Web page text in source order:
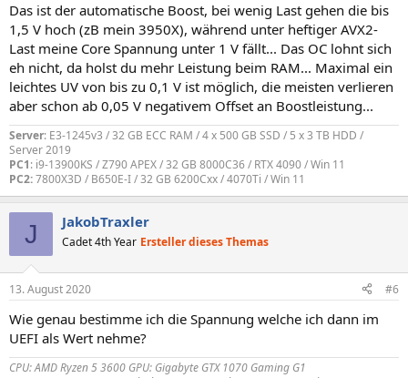
Das ist der automatische Boost, bei wenig Last gehen die bis
1,5 V hoch (zB mein 3950X), während unter heftiger AVX2-
Last meine Core Spannung unter 1 V fällt... Das OC lohnt sich
eh nicht, da holst du mehr Leistung beim RAM... Maximal ein
leichtes UV von bis zu 0,1 V ist möglich, die meisten verlieren
aber schon ab 0,05 V negativem Offset an Boostleistung...
Server: E3-1245v3 / 32 GB ECC RAM / 4 x 500 GB SSD / 5 x 3 TB HDD /
Server 2019
PC1: i9-13900KS / Z790 APEX / 32 GB 8000C36 / RTX 4090 / Win 11
PC2:7800X3D / B650E-I / 32 GB 6200Cxx / 4070Ti / Win 11
J JakobTraxler
Cadet 4th Year Ersteller dieses Themas
13. August 2020 #6
Wie genau bestimme ich die Spannung welche ich dann im
UEFI als Wert nehme?
CPU: AMD Ryzen 5 3600 GPU: Gigabyte GTX 1070 Gaming G1